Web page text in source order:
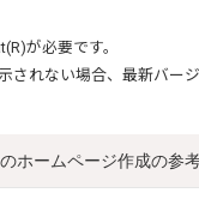
が必要です。
されない場合、最新バー